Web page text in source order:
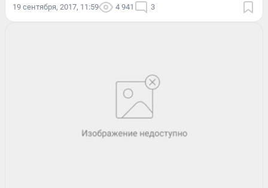
19 сентября, 2017, 11:59 4 941 3